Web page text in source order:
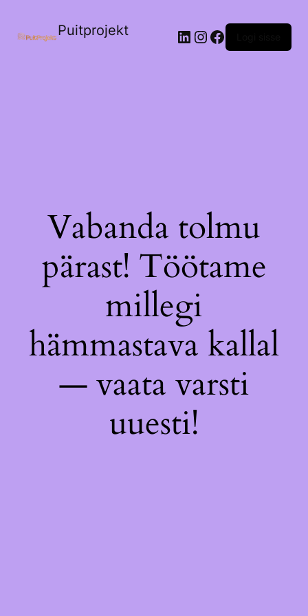
Puitprojekt LinkedIn
Instagram
Facebook
Vabanda tolmu
pärast! Töötame
millegi
hämmastava kallal
— vaata varsti
uuesti!